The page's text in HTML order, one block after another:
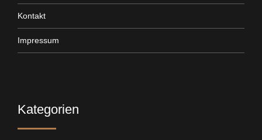
Kontakt
Impressum
Kategorien